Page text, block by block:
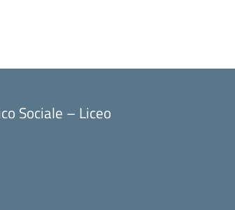
Sociale – Liceo